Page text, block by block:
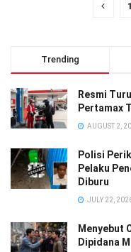
1
Trending
Resmi
Pertamax
AUGUST 2,
Polisi
Pelaku
Diburu
JULY 22,
Menyebut
Dipidana